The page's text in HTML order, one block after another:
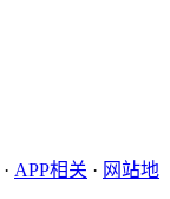
· APP相关 · 网站地